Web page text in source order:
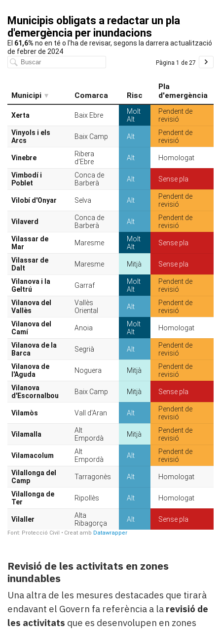
Revisió de les activitats en zones
inundables
Una altra de les mesures destacades que tirarà
endavant el Govern fa referència a la revisió de
les activitats que es desenvolupen en zones